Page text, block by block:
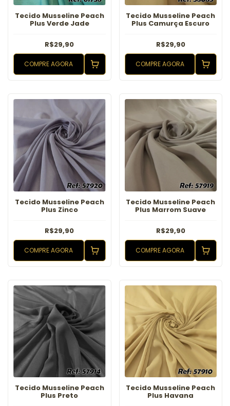
Tecido Musseline Peach
Plus Verde Jade
R$29,90
COMPRE AGORA
Tecido Musseline Peach
Plus Camurça Escuro
R$29,90
COMPRE AGORA
Tecido Musseline Peach
Plus Zinco
R$29,90
COMPRE AGORA
Tecido Musseline Peach
Plus Marrom Suave
R$29,90
COMPRE AGORA
Tecido Musseline Peach
Plus Preto
Tecido Musseline Peach
Plus Havana